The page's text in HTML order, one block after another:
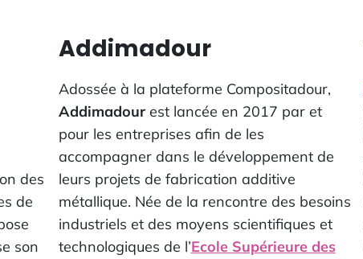
des
de
son
Addimadour
Adossée à la plateforme Compositadour,
Addimadour est lancée en 2017 par et
pour les entreprises afin de les
accompagner dans le développement de
leurs projets de fabrication additive
métallique. Née de la rencontre des besoins
industriels et des moyens scientifiques et
technologiques de l’Ecole Supérieure des